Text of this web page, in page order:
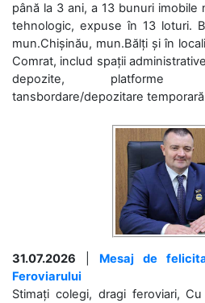
până la 3 ani, a 13 bunuri imobile
tehnologic, expuse în 13 loturi.
mun.Chișinău, mun.Bălți și în
Comrat, includ spații
depozite, platforme
tansbordare/depozitare temporară
31.07.2026
Mesaj de
Feroviarului
Stimați colegi, dragi feroviari,